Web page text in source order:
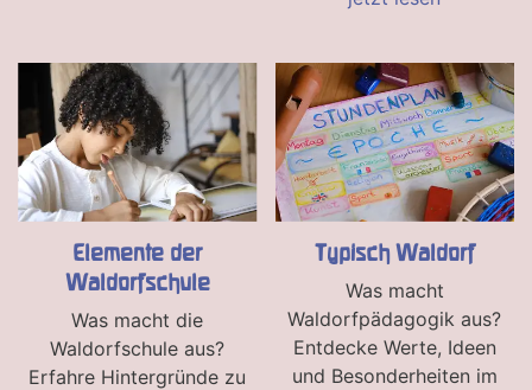
Elemente der
Waldorfschule
Was macht die
Waldorfschule aus?
Erfahre Hintergründe zu
Typisch Waldorf
Was macht
Waldorfpädagogik aus?
Entdecke Werte, Ideen
und Besonderheiten im